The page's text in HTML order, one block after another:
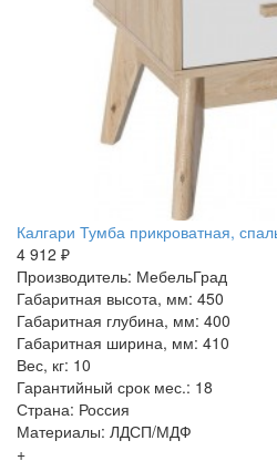
Калгари Тумба прикроватная,
4 912 ₽
Производитель: МебельГрад
Габаритная высота, мм: 450
Габаритная глубина, мм: 400
Габаритная ширина, мм: 410
Вес, кг: 10
Гарантийный срок мес.: 18
Страна: Россия
Материалы: ЛДСП/МДФ
+